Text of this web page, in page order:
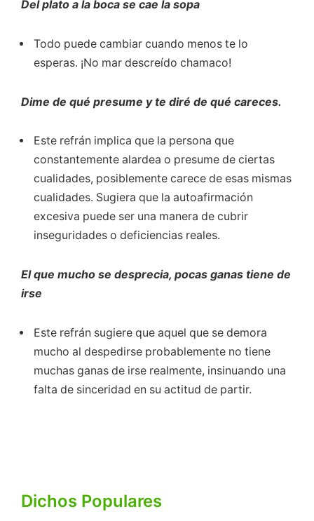
Del plato a la boca se cae la sopa
Todo puede cambiar cuando menos te lo
esperas. ¡No mar descreído chamaco!
Dime de qué presume y te diré de qué careces.
Este refrán implica que la persona que
constantemente alardea o presume de ciertas
cualidades, posiblemente carece de esas mismas
cualidades. Sugiera que la autoafirmación
excesiva puede ser una manera de cubrir
inseguridades o deficiencias reales.
El que mucho se desprecia, pocas ganas tiene de
irse
Este refrán sugiere que aquel que se demora
mucho al despedirse probablemente no tiene
muchas ganas de irse realmente, insinuando una
falta de sinceridad en su actitud de partir.
Dichos Populares